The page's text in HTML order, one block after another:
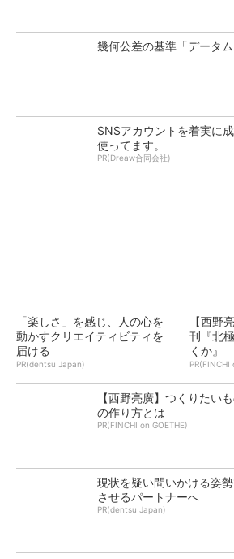
幾何公差の基準「データ
SNSアカウントを着実に
使ってます。
PR(Dreaw合同会社)
「楽しさ」を感じ、人の心を
動かすクリエイティビティを
届ける
PR(dentsu Japan)
【西野
刊『北
くか』
PR(FINCHI
【西野亮廣】つくりたい
の作り方とは
PR(FINCHI on GOETHE)
現状を疑い問いかける姿
させるパートナーへ
PR(dentsu Japan)